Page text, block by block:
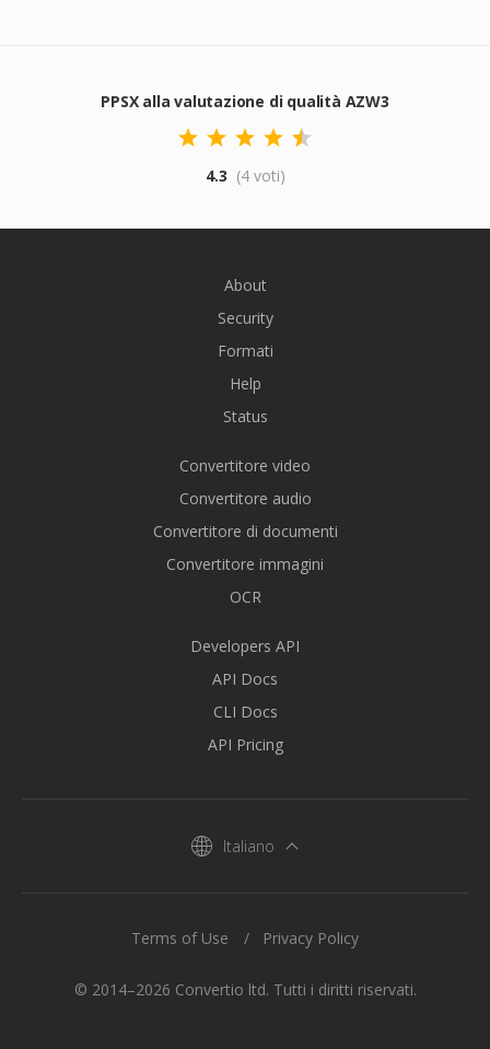
PPSX alla valutazione di qualità AZW3
4.3 (4 voti)
About
Security
Formati
Help
Status
Convertitore video
Convertitore audio
Convertitore di documenti
Convertitore immagini
OCR
Developers API
API Docs
CLI Docs
API Pricing
Italiano
© 2014–2026 Convertio ltd. Tutti i diritti riservati.
Terms of Use Privacy Policy